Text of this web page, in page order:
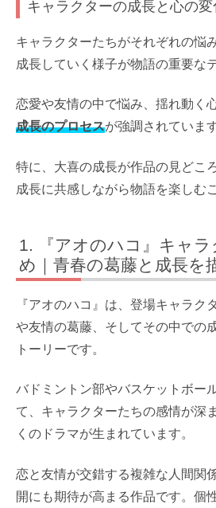
キャラクターの成長と心の変
キャラクターたちがそれぞれの悩
成長していく様子が物語の重要な
恋愛や友情の中で悩み、揺れ動く
成長のプロセスが強調されています
特に、大喜の成長が作品の見どこ
成長に共感しながら物語を楽しむ
『アオのハコ』キャ
め｜青春の葛藤と成長を
『アオのハコ』は、登場キャラク
や友情の葛藤、そしてその中での
トーリーです。
バドミントン部やバスケットボー
て、キャラクターたちの感情が深
くのドラマが生まれています。
恋と友情が交錯する複雑な人間関
開にも期待が高まる作品です。個